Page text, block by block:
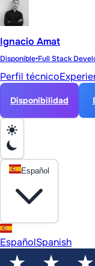
Ignacio Amat
Disponible•Full Stack
Perfil técnico
Disponibilidad
Español
EspañolSpanish